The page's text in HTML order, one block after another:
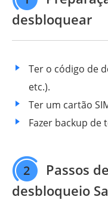
desbloquear
Ter o código de
etc.).
Ter um cartão
Fazer backup
2
Passos
desbloqueio